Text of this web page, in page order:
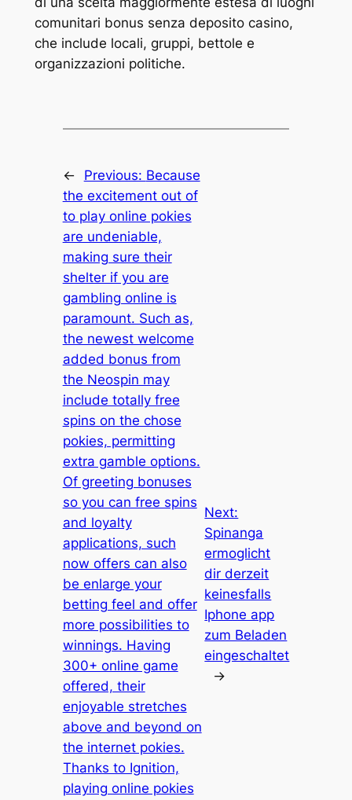
comunitari bonus senza deposito casino,
che include locali, gruppi, bettole e
organizzazioni politiche.
← Previous: Because
the excitement out of
to play online pokies
are undeniable,
making sure their
shelter if you are
gambling online is
paramount. Such as,
the newest welcome
added bonus from
the Neospin may
include totally free
spins on the chose
pokies, permitting
extra gamble options.
Of greeting bonuses
so you can free spins
and loyalty
applications, such
now offers can also
be enlarge your
betting feel and offer
more possibilities to
winnings. Having
300+ online game
offered, their
enjoyable stretches
above and beyond on
the internet pokies.
Thanks to Ignition,
playing online pokies
Next:
Spinanga
ermoglicht
dir derzeit
keinesfalls
Iphone app
zum Beladen
eingeschaltet
→